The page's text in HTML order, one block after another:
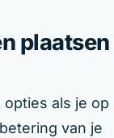
plaatsen
als je op
van je